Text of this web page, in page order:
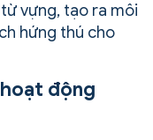
vựng, tạo ra môi
hứng thú cho
động